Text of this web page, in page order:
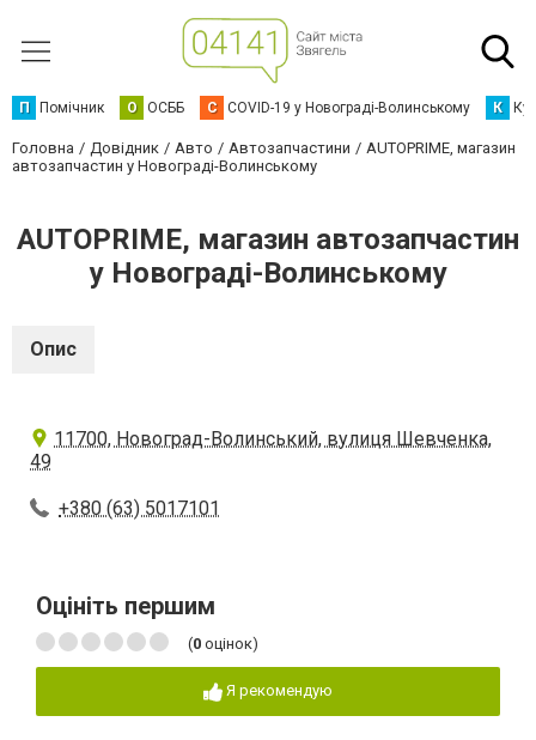
П Помічник О ОСББ C COVID-19 у Новограді-Волинському К
Головна Довідник Авто Автозапчастини
AUTOPRIME, магазин
автозапчастин у Новограді-Волинському
AUTOPRIME, магазин автозапчастин
у Новограді-Волинському
Опис
11700, Новоград-Волинський, вулиця Шевченка,
49
+380 (63) 5017101
Оцініть першим
(0 оцінок)
Я рекомендую